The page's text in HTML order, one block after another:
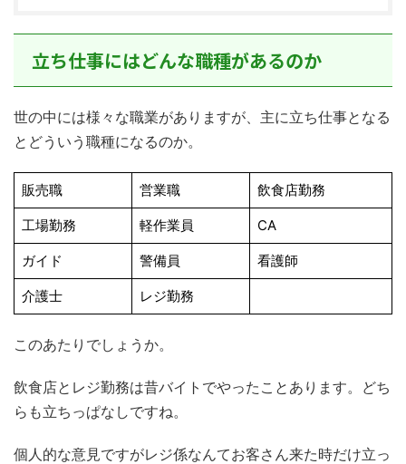
立ち仕事にはどんな職種があるのか
世の中には様々な職業がありますが、主に立ち仕事となる
とどういう職種になるのか。
販売職 営業職 飲食店勤務
工場勤務 軽作業員 CA
ガイド 警備員 看護師
介護士 レジ勤務
このあたりでしょうか。
飲食店とレジ勤務は昔バイトでやったことあります。どち
らも立ちっぱなしですね。
個人的な意見ですがレジ係なんてお客さん来た時だけ立っ